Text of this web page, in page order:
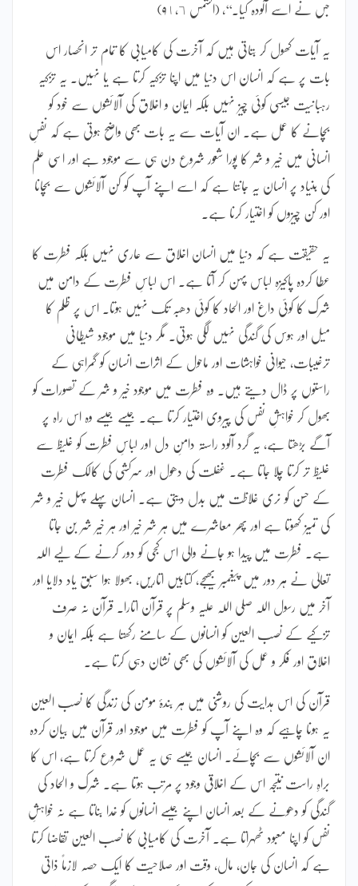
جس نے اسے آلودہ کیا۔‘‘، (الشمس ۹١،٦)
یہ آیات کھول کر بتاتی ہیں کہ آخرت کی کامیابی کا تمام تر انحصار اس
بات پر ہے کہ انسان اس دنیا میں اپنا تزکیہ کرتا ہے یا نہیں۔ یہ تزکیہ
رہبانیت جیسی کوئی چیز نہیں بلکہ ایمان و اخلاق کی آلائشوں سے خود کو
بچانے کا عمل ہے۔ ان آیات سے یہ بات بھی واضح ہوتی ہے کہ نفسِ
انسانی میں خیر و شر کا پورا شعور شروع دن ہی سے موجود ہے اور اسی علم
کی بنیاد پر انسان یہ جانتا ہے کہ اسے اپنے آپ کو کن آلائشوں سے بچانا
اور کن چیزوں کو اختیار کرنا ہے۔
یہ حقیقت ہے کہ دنیا میں انسان اخلاق سے عاری نہیں بلکہ فطرت کا
عطا کردہ پاکیزہ لباس پہن کر آتا ہے۔ اس لباسِ فطرت کے دامن میں
شرک کا کوئی داغ اور الحاد کا کوئی دھبہ تک نہیں ہوتا۔ اس پر ظلم کا
میل اور ہوس کی گندگی نہیں لگی ہوتی۔ مگر دنیا میں موجود شیطانی
ترغیبات، حیوانی خواہشات اور ماحول کے اثرات انسان کو گمراہی کے
راستوں پر ڈال دیتے ہیں۔ وہ فطرت میں موجود خیر و شر کے تصورات کو
بھول کر خواہشِ نفس کی پیروی اختیار کرتا ہے۔ جیسے جیسے وہ اس راہ پر
آگے بڑھتا ہے، یہ گرد آلود راستہ دامنِ دل اور لباسِ فطرت کو غلیظ سے
غلیظ تر کرتا چلا جاتا ہے۔ غفلت کی دھول اور سرکشی کی کالک فطرت
کے حسن کو نری غلاظت میں بدل دیتی ہے۔ انسان پہلے پہل خیر و شر
کی تمیز کھوتا ہے اور پھر معاشرے میں ہر شر خیر اور ہر خیر شر بن جاتا
ہے۔ فطرت میں پیدا ہو جانے والی اس کجی کو دور کرنے کے لیے اللہ
تعالیٰ نے ہر دور میں پیغمبر بھیجے، کتابیں اتاریں، بھولا ہوا سبق یاد دلایا اور
آخر میں رسول اللہ صلی اللہ علیہ وسلم پر قرآن اتارا۔ قرآن نہ صرف
تزکیے کے نصب العین کو انسانوں کے سامنے رکھتا ہے بلکہ ایمان و
اخلاق اور فکر و عمل کی آلائشوں کی بھی نشان دہی کرتا ہے۔
قرآن کی اس ہدایت کی روشنی میں ہر بندۂ مومن کی زندگی کا نصب العین
یہ ہونا چاہیے کہ وہ اپنے آپ کو فطرت میں موجود اور قرآن میں بیان کردہ
ان آلائشوں سے بچائے۔ انسان جیسے ہی یہ عمل شروع کرتا ہے، اس کا
براہِ راست نتیجہ اس کے اخلاقی وجود پر مرتب ہوتا ہے۔ شرک و الحاد کی
گندگی کو دھونے کے بعد انسان اپنے جیسے انسانوں کو خدا بناتا ہے نہ خواہشِ
نفس کو اپنا معبود ٹھہراتا ہے۔ آخرت کی کامیابی کا نصب العین تقاضا کرتا
ہے کہ انسان کی جان، مال، وقت اور صلاحیت کا ایک حصہ لازماً ذاتی